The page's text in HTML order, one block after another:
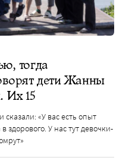
тогда
дети Жанны
Их 15
«У вас есть опыт
здорового. У нас тут девочки-